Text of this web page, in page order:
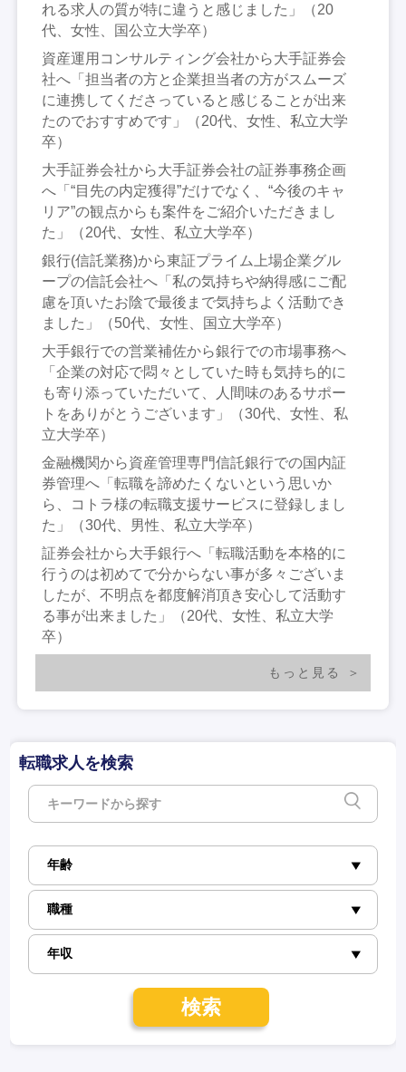
れる求人の質が特に違うと感じました」（20
代、女性、国公立大学卒）
資産運用コンサルティング会社から大手証券会
社へ「担当者の方と企業担当者の方がスムーズ
に連携してくださっていると感じることが出来
たのでおすすめです」（20代、女性、私立大学
卒）
大手証券会社から大手証券会社の証券事務企画
へ「“目先の内定獲得”だけでなく、“今後のキャ
リア”の観点からも案件をご紹介いただきまし
た」（20代、女性、私立大学卒）
銀行(信託業務)から東証プライム上場企業グル
ープの信託会社へ「私の気持ちや納得感にご配
慮を頂いたお陰で最後まで気持ちよく活動でき
ました」（50代、女性、国立大学卒）
大手銀行での営業補佐から銀行での市場事務へ
「企業の対応で悶々としていた時も気持ち的に
も寄り添っていただいて、人間味のあるサポー
トをありがとうございます」（30代、女性、私
立大学卒）
金融機関から資産管理専門信託銀行での国内証
券管理へ「転職を諦めたくないという思いか
ら、コトラ様の転職支援サービスに登録しまし
た」（30代、男性、私立大学卒）
証券会社から大手銀行へ「転職活動を本格的に
行うのは初めてで分からない事が多々ございま
したが、不明点を都度解消頂き安心して活動す
る事が出来ました」（20代、女性、私立大学
卒）
もっと見る
転職求人を検索
検索